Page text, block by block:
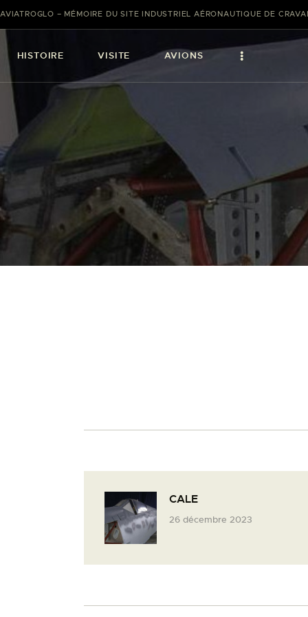
AVIATROGLO – MÉMOIRE DU SITE INDUSTRIEL AÉRONAUTIQUE DE
HISTOIRE VISITE AVIONS
CALE
26 décembre 2023